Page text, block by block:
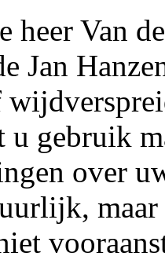
heer Van
Jan
u gebruik
over
maar